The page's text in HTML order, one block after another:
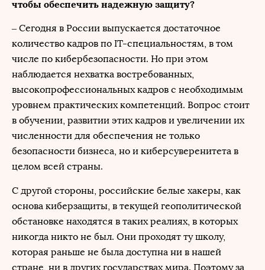
чтобы обеспечить надежную защиту?
– Сегодня в России выпускается достаточное
количество кадров по IT-специальностям, в том
числе по кибербезопасности. Но при этом
наблюдается нехватка востребованных,
высокопрофессиональных кадров с необходимым
уровнем практических компетенций. Вопрос стоит
в обучении, развитии этих кадров и увеличении их
численности для обеспечения не только
безопасности бизнеса, но и киберсуверенитета в
целом всей страны.
С другой стороны, российские белые хакеры, как
основа киберзащиты, в текущей геополитической
обстановке находятся в таких реалиях, в которых
никогда никто не был. Они проходят ту школу,
которая раньше не была доступна ни в нашей
стране, ни в других государствах мира. Поэтому за